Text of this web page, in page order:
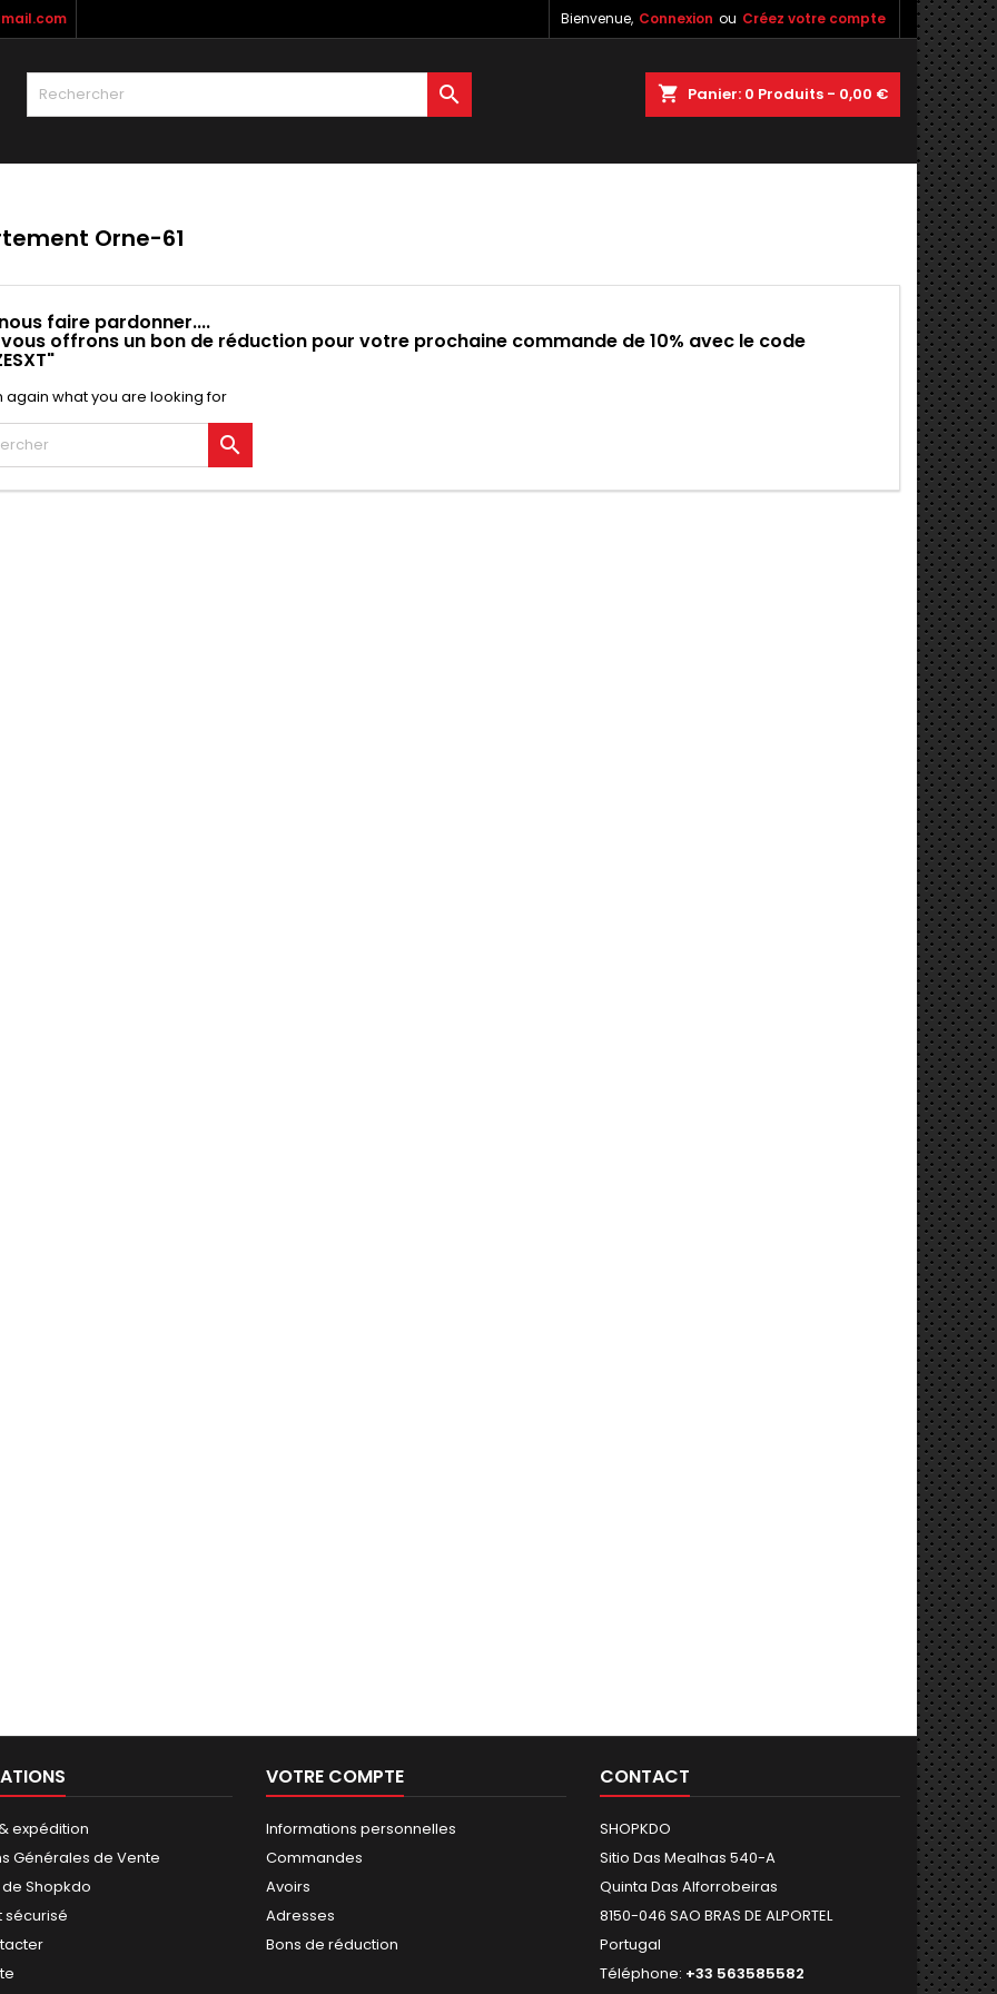
Bienvenue, Connexion ou Créez votre compte
shopping_cart Panier: 0 Produits - 0,00 €

Orne-61
faire pardonner....
vous offrons un bon de réduction pour votre prochaine commande de 10% avec le code
again what you are looking for

expédition
Générales de Vente
Shopkdo
sécurisé
VOTRE COMPTE
Informations personnelles
Commandes
Avoirs
Adresses
Bons de réduction
CONTACT
SHOPKDO
Sitio Das Mealhas 540-A
Quinta Das Alforrobeiras
8150-046 SAO BRAS DE ALPORTEL
Portugal
Téléphone: +33 563585582
wishlists
Create new list
une liste d'envies
devez être connecté pour ajouter des produits à votre liste